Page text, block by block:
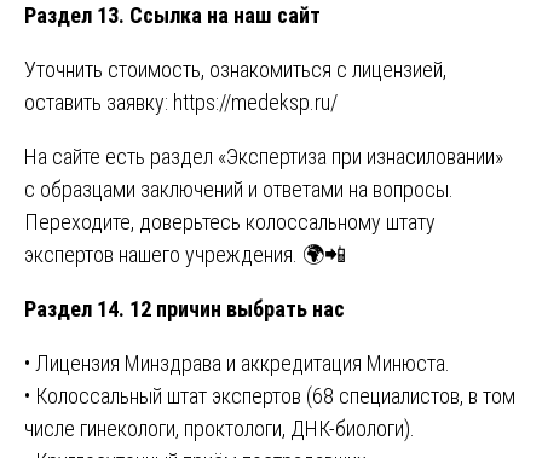
Раздел 13. Ссылка на наш сайт
Уточнить стоимость, ознакомиться с лицензией,
оставить заявку: https://medeksp.ru/
На сайте есть раздел «Экспертиза при изнасиловании»
с образцами заключений и ответами на вопросы.
Переходите, доверьтесь колоссальному штату
экспертов нашего учреждения. 🌍📲
Раздел 14. 12 причин выбрать нас
• Лицензия Минздрава и аккредитация Минюста.
• Колоссальный штат экспертов (68 специалистов, в том
числе гинекологи, проктологи, ДНК-биологи).